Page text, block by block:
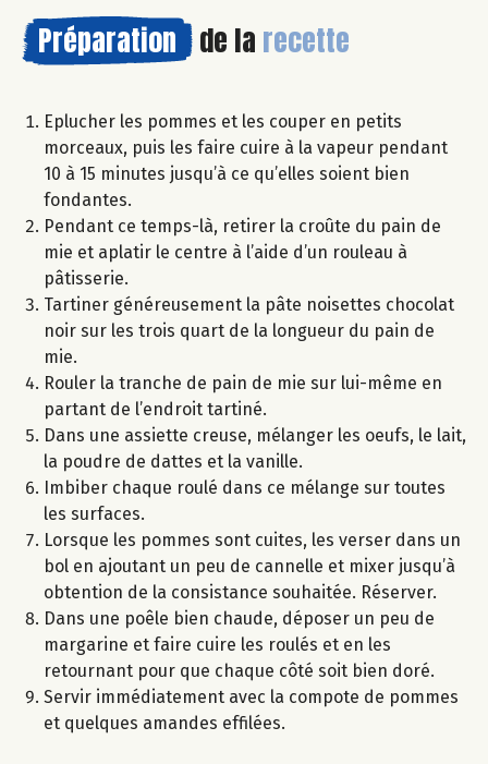
Préparation de la recette
Eplucher les pommes et les couper en petits
morceaux, puis les faire cuire à la vapeur pendant
10 à 15 minutes jusqu’à ce qu’elles soient bien
fondantes.
Pendant ce temps-là, retirer la croûte du pain de
mie et aplatir le centre à l’aide d’un rouleau à
pâtisserie.
Tartiner généreusement la pâte noisettes chocolat
noir sur les trois quart de la longueur du pain de
mie.
Rouler la tranche de pain de mie sur lui-même en
partant de l’endroit tartiné.
Dans une assiette creuse, mélanger les oeufs, le lait,
la poudre de dattes et la vanille.
Imbiber chaque roulé dans ce mélange sur toutes
les surfaces.
Lorsque les pommes sont cuites, les verser dans un
bol en ajoutant un peu de cannelle et mixer jusqu’à
obtention de la consistance souhaitée. Réserver.
Dans une poêle bien chaude, déposer un peu de
margarine et faire cuire les roulés et en les
retournant pour que chaque côté soit bien doré.
Servir immédiatement avec la compote de pommes
et quelques amandes effilées.